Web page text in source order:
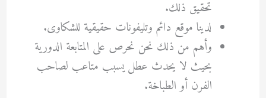
تحقيق ذلك.
لدينا موقع دائم وتليفونات حقيقية للشكاوى.
وأهم من ذلك نحن نحرص على المتابعة الدورية
بحيث لا يحدث عطل يسبب متاعب لصاحب
الفرن أو الطباخة.